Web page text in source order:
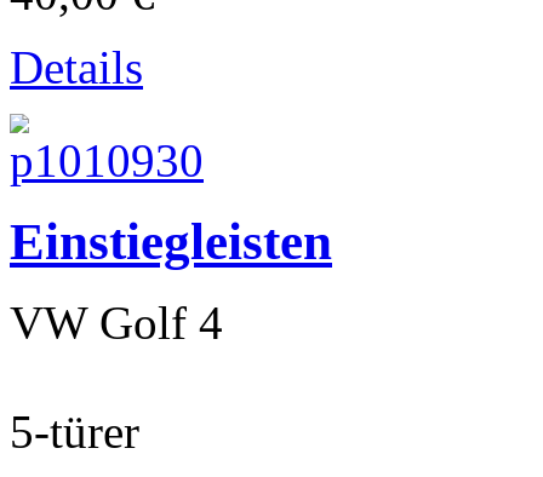
Laverda
Details
Einstiegleisten
VW Golf 4
5-türer